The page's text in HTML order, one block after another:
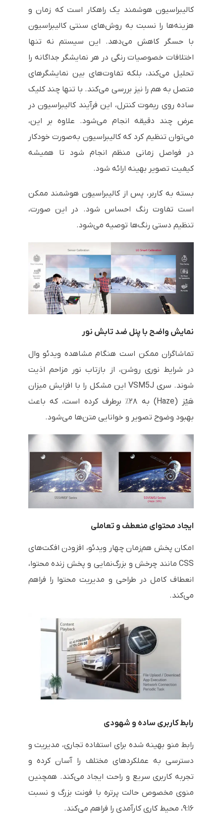
کالیبراسیون هوشمند یک راهکار است که زمان و
هزینه‌ها را نسبت به روش‌های سنتی کالیبراسیون
با حسگر کاهش می‌دهد. این سیستم نه تنها
اختلافات خصوصیات رنگی در هر نمایشگر جداگانه را
تحلیل می‌کند، بلکه تفاوت‌های بین نمایشگرهای
متصل به هم را نیز بررسی می‌کند. با تنها چند کلیک
ساده روی ریموت کنترل، این فرآیند کالیبراسیون در
عرض چند دقیقه انجام می‌شود. علاوه بر این،
می‌توان تنظیم کرد که کالیبراسیون به‌صورت خودکار
در فواصل زمانی منظم انجام شود تا همیشه
کیفیت تصویر بهینه ارائه شود.
بسته به کاربر، پس از کالیبراسیون هوشمند ممکن
است تفاوت رنگ احساس شود. در این صورت،
تنظیم دستی رنگ‌ها توصیه می‌شود.
نمایش واضح با پنل ضد تابش نور
تماشاگران ممکن است هنگام مشاهده ویدئو وال
در شرایط نوری روشن، از بازتاب نور مزاحم اذیت
شوند. سری VSM5J این مشکل را با افزایش میزان
هَیْز (Haze) به ۲۸٪ برطرف کرده است، که باعث
بهبود وضوح تصویر و خوانایی متن‌ها می‌شود.
ایجاد محتوای منعطف و تعاملی
امکان پخش هم‌زمان چهار ویدئو، افزودن افکت‌های
CSS مانند چرخش و بزرگ‌نمایی و پخش زنده محتوا،
انعطاف کامل در طراحی و مدیریت محتوا را فراهم
می‌کند.
رابط کاربری ساده و شهودی
رابط منو بهینه شده برای استفاده تجاری، مدیریت و
دسترسی به عملکردهای مختلف را آسان کرده و
تجربه کاربری سریع و راحت ایجاد می‌کند. همچنین
منوی مخصوص حالت پرتره با فونت بزرگ و نسبت
۹:۱۶، محیط کاری کارآمدی را فراهم می‌کند.